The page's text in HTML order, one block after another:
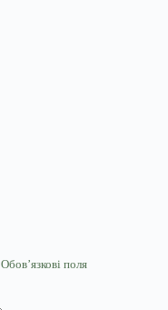
Обов’язкові поля